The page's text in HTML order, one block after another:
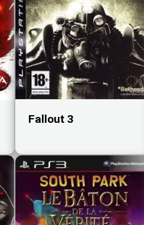
Fallout 3